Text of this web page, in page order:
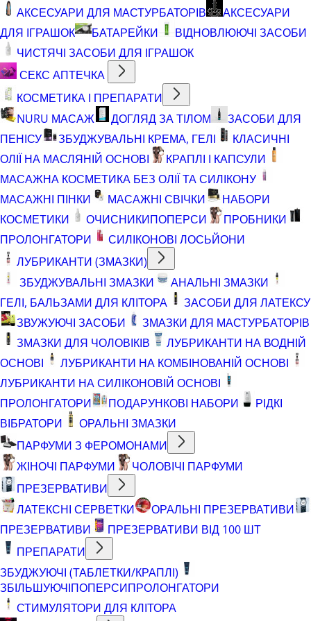
АКСЕСУАРИ ДЛЯ МАСТУРБАТОРІВ
АКСЕСУАРИ
ДЛЯ ІГРАШОК
БАТАРЕЙКИ
ВІДНОВЛЮЮЧІ ЗАСОБИ
ЧИСТЯЧІ ЗАСОБИ ДЛЯ ІГРАШОК
СЕКС АПТЕЧКА
КОСМЕТИКА І ПРЕПАРАТИ
NURU МАСАЖ
ДОГЛЯД ЗА ТІЛОМ
ЗАСОБИ ДЛЯ
ПЕНІСУ
ЗБУДЖУВАЛЬНІ КРЕМА, ГЕЛІ
КЛАСИЧНІ
ОЛІЇ НА МАСЛЯНІЙ ОСНОВІ
КРАПЛІ І КАПСУЛИ
МАСАЖНА КОСМЕТИКА БЕЗ ОЛІЇ ТА СИЛІКОНУ
МАСАЖНІ ПІНКИ
МАСАЖНІ СВІЧКИ
НАБОРИ
КОСМЕТИКИ
ОЧИСНИКИПОПЕРСИ
ПРОБНИКИ
ПРОЛОНГАТОРИ
СИЛІКОНОВІ ЛОСЬЙОНИ
ЛУБРИКАНТИ (ЗМАЗКИ)
ЗБУДЖУВАЛЬНІ ЗМАЗКИ
АНАЛЬНІ ЗМАЗКИ
ГЕЛІ, БАЛЬЗАМИ ДЛЯ КЛІТОРА
ЗАСОБИ ДЛЯ ЛАТЕКСУ
ЗВУЖУЮЧІ ЗАСОБИ
ЗМАЗКИ ДЛЯ МАСТУРБАТОРІВ
ЗМАЗКИ ДЛЯ ЧОЛОВІКІВ
ЛУБРИКАНТИ НА ВОДНІЙ
ОСНОВІ
ЛУБРИКАНТИ НА КОМБІНОВАНІЙ ОСНОВІ
ЛУБРИКАНТИ НА СИЛІКОНОВІЙ ОСНОВІ
ПРОЛОНГАТОРИ
ПОДАРУНКОВІ НАБОРИ
РІДКІ
ВІБРАТОРИ
ОРАЛЬНІ ЗМАЗКИ
ПАРФУМИ З ФЕРОМОНАМИ
ЖІНОЧІ ПАРФУМИ
ЧОЛОВІЧІ ПАРФУМИ
ПРЕЗЕРВАТИВИ
ЛАТЕКСНІ СЕРВЕТКИ
ОРАЛЬНІ ПРЕЗЕРВАТИВИ
ПРЕЗЕРВАТИВИ
ПРЕЗЕРВАТИВИ ВІД 100 ШТ
ПРЕПАРАТИ
ЗБУДЖУЮЧІ (ТАБЛЕТКИ/КРАПЛІ)
ЗБІЛЬШУЮЧІПОПЕРСИПРОЛОНГАТОРИ
СТИМУЛЯТОРИ ДЛЯ КЛІТОРА